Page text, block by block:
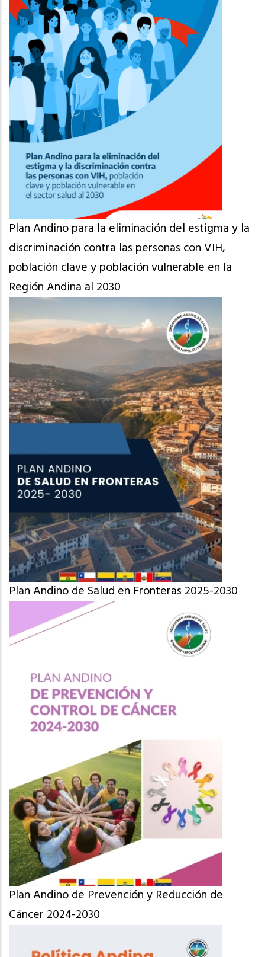
Plan Andino para la eliminación del estigma y la
discriminación contra las personas con VIH,
población clave y población vulnerable en la
Región Andina al 2030
Plan Andino de Salud en Fronteras 2025-2030
Plan Andino de Prevención y Reducción de
Cáncer 2024-2030